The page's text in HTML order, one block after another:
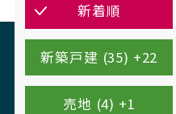
新着順
新築戸建 (35) +22
売地 (4) +1